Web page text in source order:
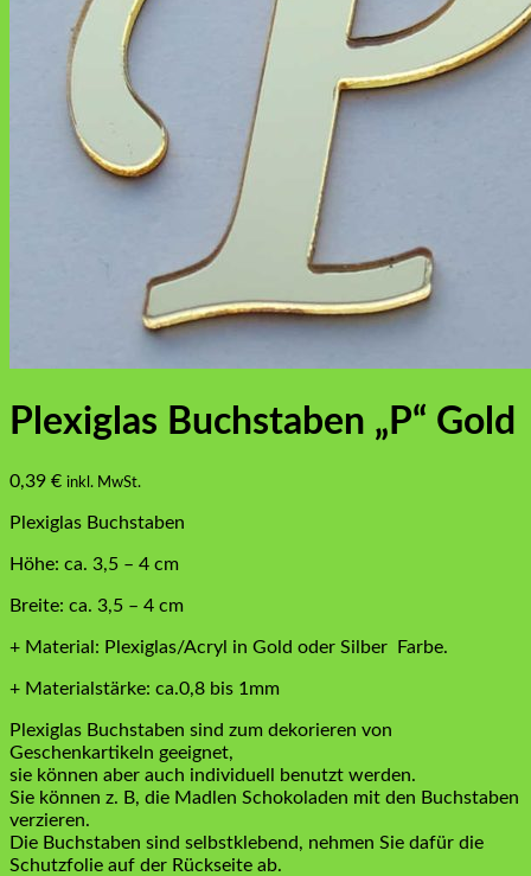
Plexiglas Buchstaben „P“ Gold
0,39 € inkl. MwSt.
Plexiglas Buchstaben
Höhe: ca. 3,5 – 4 cm
Breite: ca. 3,5 – 4 cm
+ Material: Plexiglas/Acryl in Gold oder Silber Farbe.
+ Materialstärke: ca.0,8 bis 1mm
Plexiglas Buchstaben sind zum dekorieren von
Geschenkartikeln geeignet,
sie können aber auch individuell benutzt werden.
Sie können z. B, die Madlen Schokoladen mit den Buchstaben
verzieren.
Die Buchstaben sind selbstklebend, nehmen Sie dafür die
Schutzfolie auf der Rückseite ab.